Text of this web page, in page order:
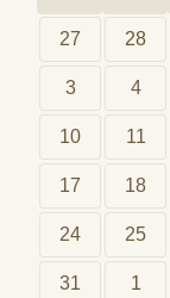
27 28
3 4
10 11
17 18
24 25
31 1